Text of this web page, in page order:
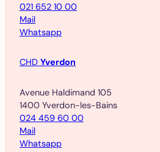
021 652 10 00
Mail
Whatsapp
CHD Yverdon
Avenue Haldimand 105
1400 Yverdon-les-Bains
024 459 60 00
Mail
Whatsapp